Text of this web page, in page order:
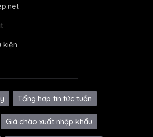
kiện
Tổng hợp tin tức tuần
Giá chào xuất nhập khẩu